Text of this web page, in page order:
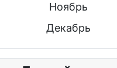
Ноябрь
Декабрь